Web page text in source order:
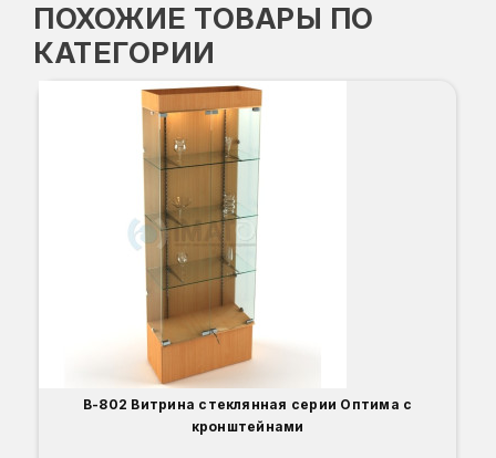
ПОХОЖИЕ ТОВАРЫ ПО
КАТЕГОРИИ
В-802 Витрина стеклянная серии Оптима с
кронштейнами